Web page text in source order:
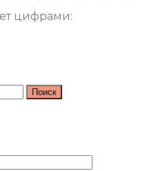
цифрами: